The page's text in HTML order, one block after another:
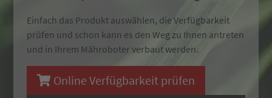
Einfach das Produkt auswählen, die Verfügbarkeit
prüfen und schon kann es den Weg zu Ihnen antreten
und in Ihrem Mähroboter verbaut werden.
Online Verfügbarkeit prüfen